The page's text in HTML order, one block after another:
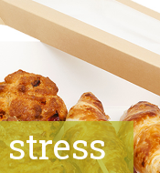
stress